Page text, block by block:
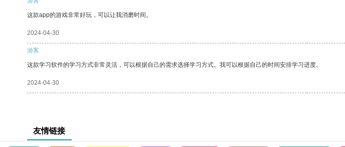
这款app的游戏非常好玩，可以让我消磨时间。
2024-04-30
游客
这款学习软件的学习方式非常灵活，可以根据自己的需求选择学习方式。我可以根据自己的时间安排学习进度。
2024-04-30
友情链接